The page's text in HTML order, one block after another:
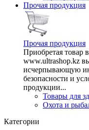
Прочая продукция
Прочая продукция
Приобретая товар
www.ultrashop.kz
исчерпывающую
безопасности и
продукции...
Товары для
Охота и
Категории